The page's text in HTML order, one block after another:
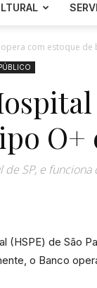
com estoque de
SP, e
(HSPE) de São
o Banco